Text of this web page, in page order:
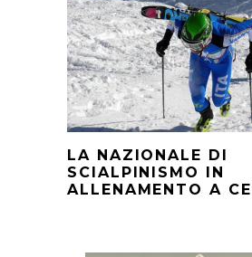
LA NAZIONALE DI
SCIALPINISMO IN
ALLENAMENTO A